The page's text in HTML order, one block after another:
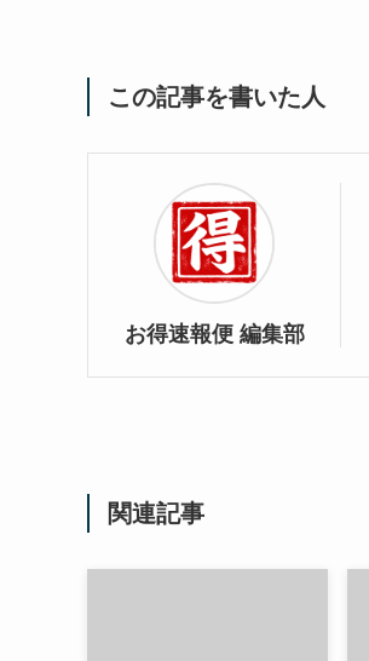
この記事を書いた人
お得速報便 編集部
関連記事